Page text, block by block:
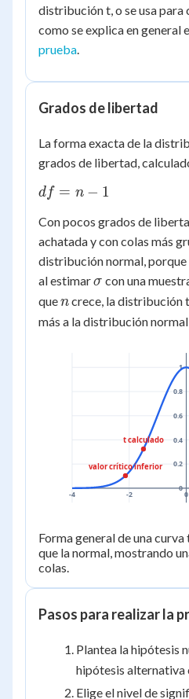
distribución t, o se usa para
como se explica en general
prueba
Grados de libertad
La forma exacta de la
grados de libertad,
df
n
-
1
df = n − 1
Con pocos grados de
achatada y con colas más
distribución normal,
al estimar\sigma
σ con una
quen
ncrece, la distribución
más a la distribución normal
-4 -2 0
0
0.2
0.4
0.6
0.8
1
valor crítico inferior
t calculado
Forma general de una
que la normal, mostrando
colas.
Pasos para realizar la
Plantea la hipótesis
hipótesis alternativa
Elige el nivel de